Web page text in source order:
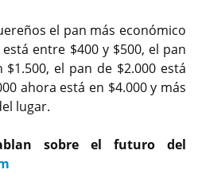
el pan más económico
entre $400 y $500, el pan
el pan de $2.000 está
ahora está en $4.000 y más
lugar.
sobre el futuro del